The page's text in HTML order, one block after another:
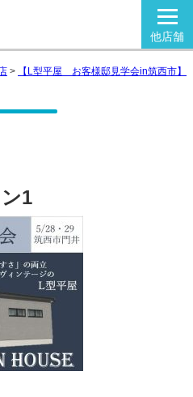
他店舗
> 【L型平屋 お客様邸見学会in筑西市】
1